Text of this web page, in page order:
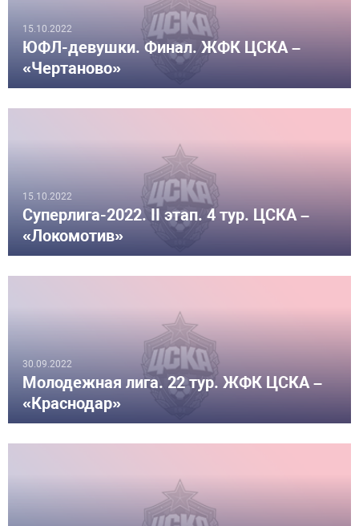
15.10.2022
ЮФЛ-девушки. Финал. ЖФК ЦСКА –
«Чертаново»
15.10.2022
Суперлига-2022. II этап. 4 тур. ЦСКА –
«Локомотив»
30.09.2022
Молодежная лига. 22 тур. ЖФК ЦСКА –
«Краснодар»